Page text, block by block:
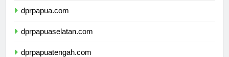
dprpapua.com
dprpapuaselatan.com
dprpapuatengah.com